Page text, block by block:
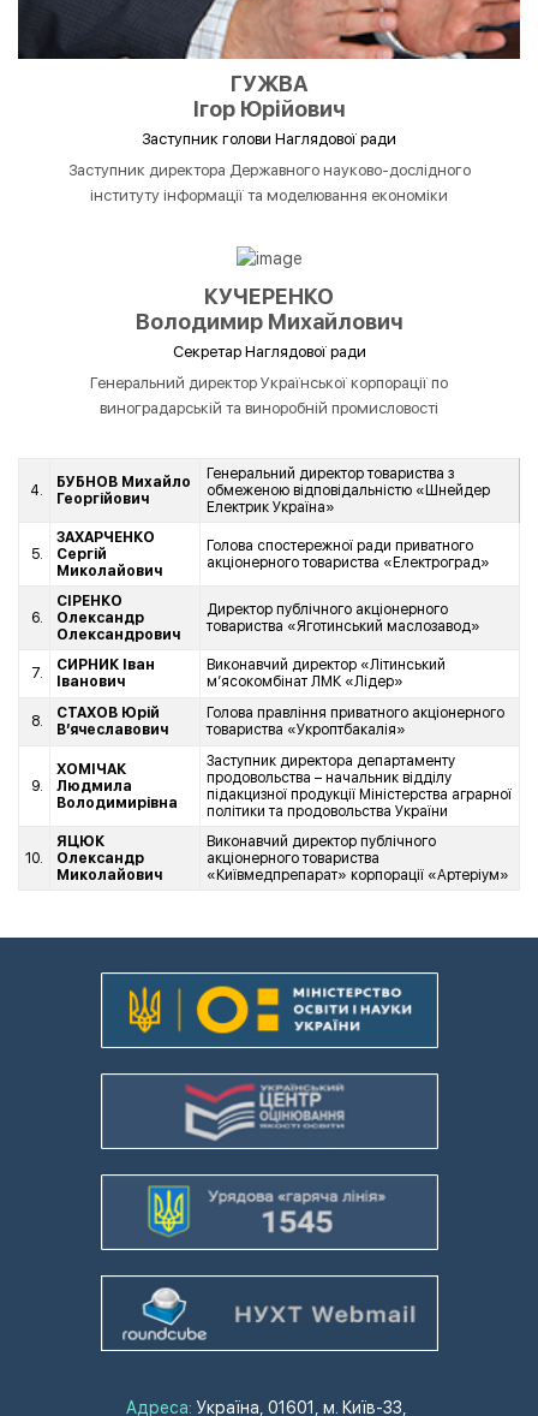
ГУЖВА
Ігор Юрійович
Заступник голови Наглядової ради
Заступник директора Державного науково-дослідного
інституту інформації та моделювання економіки
КУЧЕРЕНКО
Володимир Михайлович
Секретар Наглядової ради
Генеральний директор Української корпорації по
виноградарській та виноробній промисловості
4.
БУБНОВ Михайло
Георгійович
Генеральний директор товариства з
обмеженою відповідальністю «Шнейдер
Електрик Україна»
5.
ЗАХАРЧЕНКО
Сергій
Миколайович
Голова спостережної ради приватного
акціонерного товариства «Електроград»
6.
СІРЕНКО
Олександр
Олександрович
Директор публічного акціонерного
товариства «Яготинський маслозавод»
7.
СИРНИК Іван
Іванович
Виконавчий директор «Літинський
м’ясокомбінат ЛМК «Лідер»
8.
СТАХОВ Юрій
В’ячеславович
Голова правління приватного акціонерного
товариства «Укроптбакалія»
9.
ХОМІЧАК
Людмила
Володимирівна
Заступник директора департаменту
продовольства – начальник відділу
підакцизної продукції Міністерства аграрної
політики та продовольства України
10.
ЯЦЮК
Олександр
Миколайович
Виконавчий директор публічного
акціонерного товариства
«Київмедпрепарат» корпорації «Артеріум»
Адреса: Україна, 01601, м. Київ-33,